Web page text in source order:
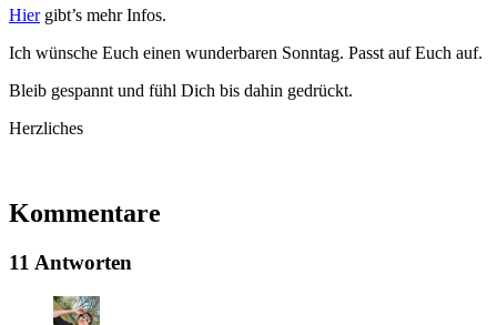
Hiergibt’s mehr Infos.
Ich wünsche Euch einen wunderbaren Sonntag. Passt auf Euch auf.
Bleib gespannt und fühl Dich bis dahin gedrückt.
Herzliches
Kommentare
11 Antworten